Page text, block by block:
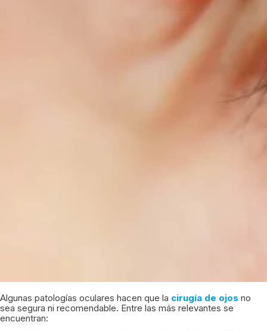
Algunas patologías oculares hacen que la cirugía de ojos no
sea segura ni recomendable. Entre las más relevantes se
encuentran: